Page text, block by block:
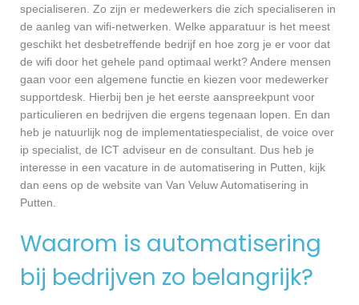
specialiseren. Zo zijn er medewerkers die zich specialiseren in
de aanleg van wifi-netwerken. Welke apparatuur is het meest
geschikt het desbetreffende bedrijf en hoe zorg je er voor dat
de wifi door het gehele pand optimaal werkt? Andere mensen
gaan voor een algemene functie en kiezen voor medewerker
supportdesk. Hierbij ben je het eerste aanspreekpunt voor
particulieren en bedrijven die ergens tegenaan lopen. En dan
heb je natuurlijk nog de implementatiespecialist, de voice over
ip specialist, de ICT adviseur en de consultant. Dus heb je
interesse in een vacature in de automatisering in Putten, kijk
dan eens op de website van Van Veluw Automatisering in
Putten.
Waarom is automatisering
bij bedrijven zo belangrijk?